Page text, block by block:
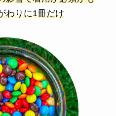
わりに1冊だけ